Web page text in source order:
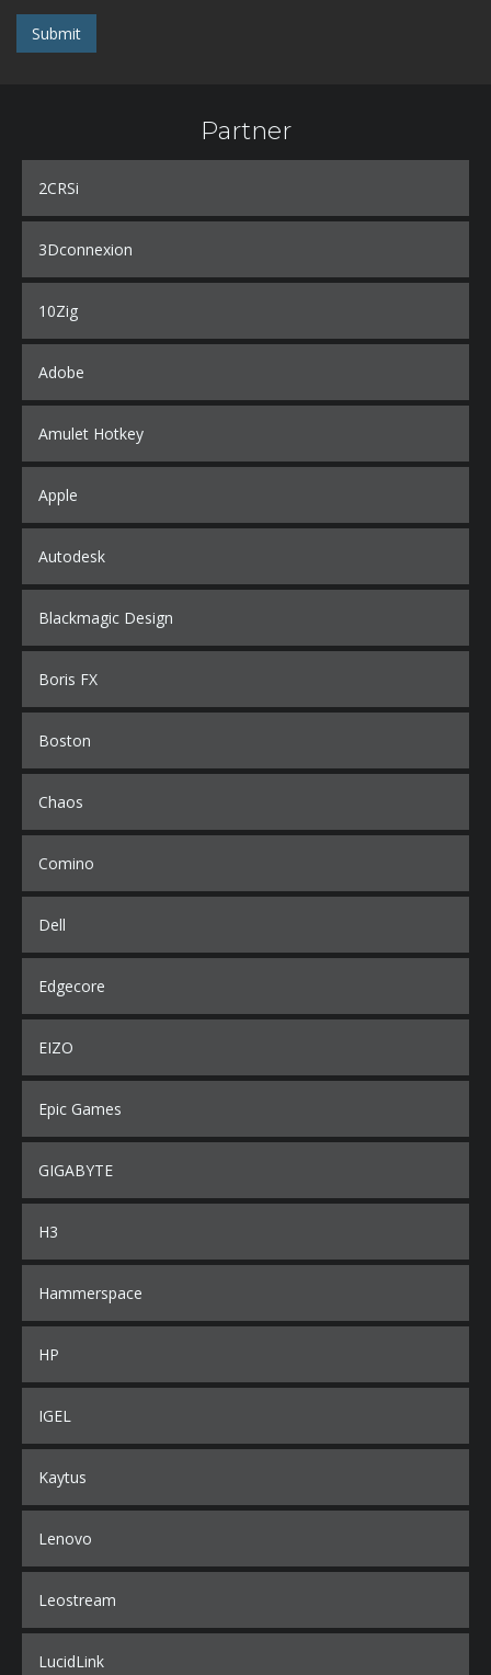
Submit
Partner
2CRSi
3Dconnexion
10Zig
Adobe
Amulet Hotkey
Apple
Autodesk
Blackmagic Design
Boris FX
Boston
Chaos
Comino
Dell
Edgecore
EIZO
Epic Games
GIGABYTE
H3
Hammerspace
HP
IGEL
Kaytus
Lenovo
Leostream
LucidLink